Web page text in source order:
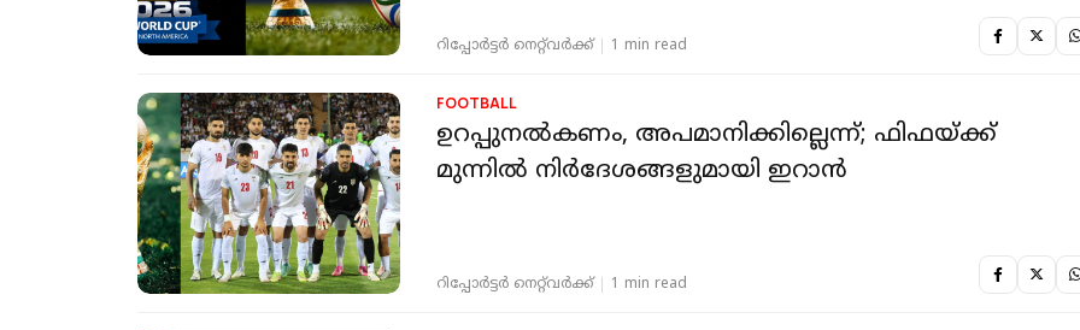
റിപ്പോർട്ടർ നെറ്റ്‌വര്‍ക്ക്‌ 1 min read
FOOTBALL
ഉറപ്പുനല്‍കണം, അപമാനിക്കില്ലെന്ന്; ഫിഫയ്ക്ക്
മുന്നില്‍ നിര്‍ദേശങ്ങളുമായി ഇറാന്‍
റിപ്പോർട്ടർ നെറ്റ്‌വര്‍ക്ക്‌ 1 min read